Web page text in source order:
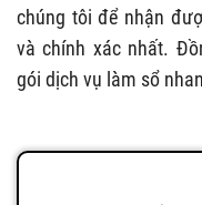
chúng tôi để nhận
và chính xác nhất.
gói dịch vụ làm sổ